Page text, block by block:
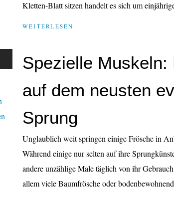
Kletten-Blatt sitzen handelt es sich um
WEITERLESEN
Spezielle Muskeln:
auf dem neusten
Sprung
Unglaublich weit springen einige Frösche in
Während einige nur selten auf ihre
andere unzählige Male täglich von ihr
allem viele Baumfrösche oder